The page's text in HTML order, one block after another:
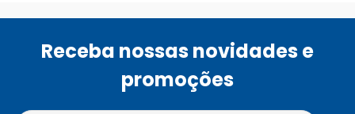
Receba nossas novidades e
promoções